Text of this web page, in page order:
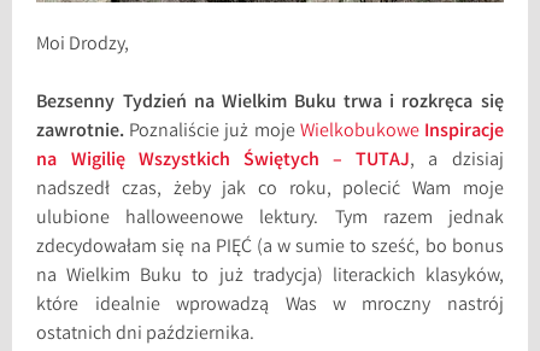
Moi Drodzy,
Bezsenny Tydzień na Wielkim Buku trwa i rozkręca się
zawrotnie. Poznaliście już mojeWielkobukowe Inspiracje
na Wigilię Wszystkich Świętych ­– TUTAJ, a dzisiaj
nadszedł czas, żeby jak co roku, polecić Wam moje
ulubione halloweenowe lektury. Tym razem jednak
zdecydowałam się na PIĘĆ (a w sumie to sześć, bo bonus
na Wielkim Buku to już tradycja) literackich klasyków,
które idealnie wprowadzą Was w mroczny nastrój
ostatnich dni października.